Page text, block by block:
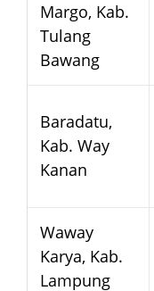
Margo, Kab.
Tulang
Bawang
Baradatu,
Kab. Way
Kanan
Waway
Karya, Kab.
Lampung